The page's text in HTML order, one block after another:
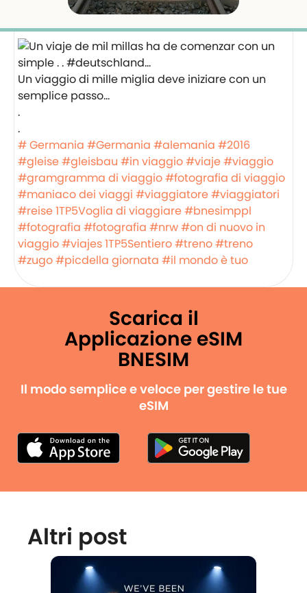
Un viaggio di mille miglia deve iniziare con un
semplice passo…
.
.
# Germania #Germania #alemania #2016
#gleise#gleisbau #in viaggio#viaje#viaggio
#gramgramma di viaggio#fotografia di viaggio
#maniaco dei viaggi #viaggiatore#viaggiatori
#reise1TP5Voglia di viaggiare#bnesimppl
#fotografia #fotografia #nrw#on di nuovo in
viaggio#viajes1TP5Sentiero#treno#treno
#zugo#picdella giornata #il mondo è tuo
Scarica il
Applicazione eSIM
BNESIM
Il modo semplice e veloce per gestire le tue
eSIM
Altri post